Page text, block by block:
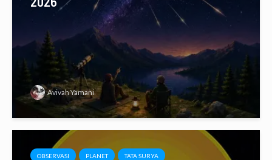
Avivah Yamani
OBSERVASI PLANET TATA SURYA